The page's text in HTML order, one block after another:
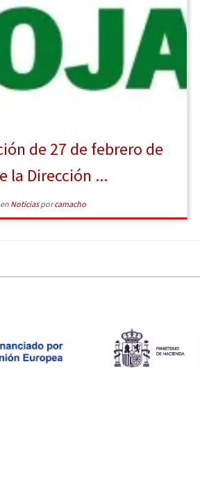
de 27 de febrero de
la Dirección ...
Noticiasporcamacho